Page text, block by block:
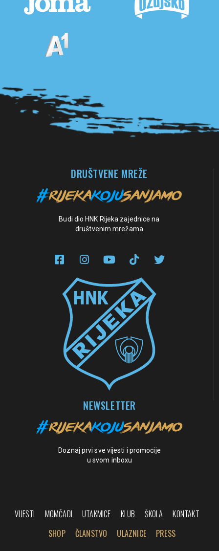
DRUŠTVENE MREŽE
Budi dio HNK Rijeka zajednice na
društvenim mrežama
NEWSLETTER
Doznaj prvi sve vijesti i promocije
u svom inboxu
VIJESTI MOMČADI UTAKMICE KLUB ŠKOLA
KONTAKT
SHOP
ČLANSTVO ULAZNICE PRESS